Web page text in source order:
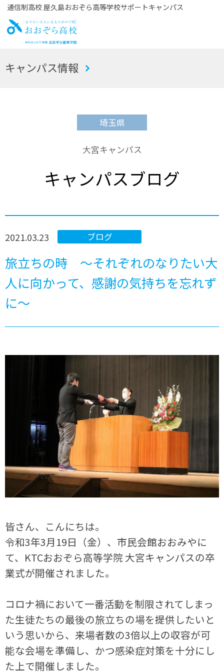
通信制高校 屋久島おおぞら高等学校サポートキャンパス
お
キャンパス情報
埼玉県
大宮キャンパス
キャンパスブログ
ブログ
2021.03.23
旅立ちの時 ～それぞれのなりたい大
人に向かって、感謝の気持ちを忘れず
に～
皆さん、こんにちは。
令和3年3月19日（金）、市民会館おおみやに
て、KTCおおぞら高等学院 大宮キャンパスの卒
業式が開催されました。
コロナ禍において一番活動を制限されてしまっ
た生徒たちの最後の旅立ちの場を提供したいと
いう思いから、来場者数の3倍以上の収容が可
能な会場を準備し、かつ感染症対策を十分にし
た上で開催しました。